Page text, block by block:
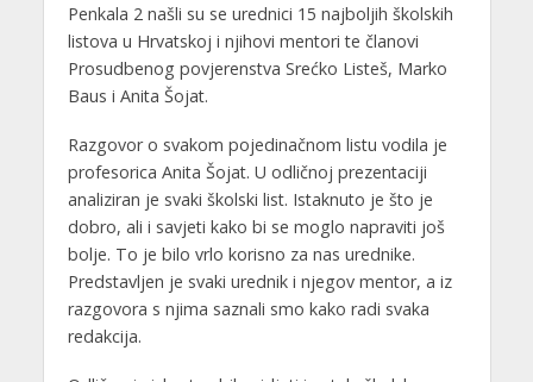
Penkala 2 našli su se urednici 15 najboljih školskih
listova u Hrvatskoj i njihovi mentori te članovi
Prosudbenog povjerenstva Srećko Listeš, Marko
Baus i Anita Šojat.
Razgovor o svakom pojedinačnom listu vodila je
profesorica Anita Šojat. U odličnoj prezentaciji
analiziran je svaki školski list. Istaknuto je što je
dobro, ali i savjeti kako bi se moglo napraviti još
bolje. To je bilo vrlo korisno za nas urednike.
Predstavljen je svaki urednik i njegov mentor, a iz
razgovora s njima saznali smo kako radi svaka
redakcija.